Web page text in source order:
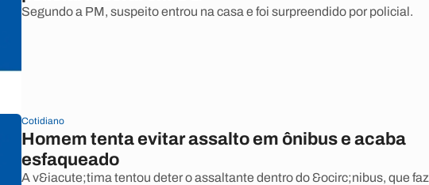
Segundo a PM, suspeito entrou na casa e foi surpreendido por policial.
Cotidiano
Homem tenta evitar assalto em ônibus e acaba
esfaqueado
A v&iacute;tima tentou deter o assaltante dentro do &ocirc;nibus, que faz